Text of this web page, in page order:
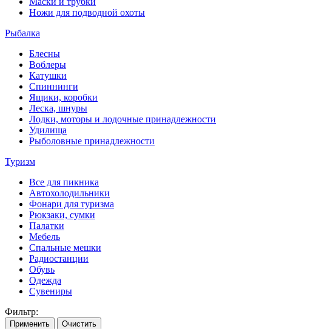
Ножи для подводной охоты
Рыбалка
Блесны
Воблеры
Катушки
Спиннинги
Ящики, коробки
Леска, шнуры
Лодки, моторы и лодочные принадлежности
Удилища
Рыболовные принадлежности
Туризм
Все для пикника
Автохолодильники
Фонари для туризма
Рюкзаки, сумки
Палатки
Мебель
Спальные мешки
Радиостанции
Обувь
Одежда
Сувениры
Фильтр:
Применить Очистить